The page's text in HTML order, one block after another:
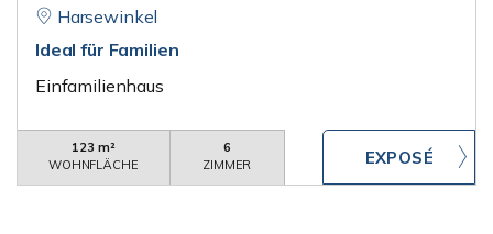
Harsewinkel
Ideal für Familien
Einfamilienhaus
123 m²
WOHNFLÄCHE
6
ZIMMER